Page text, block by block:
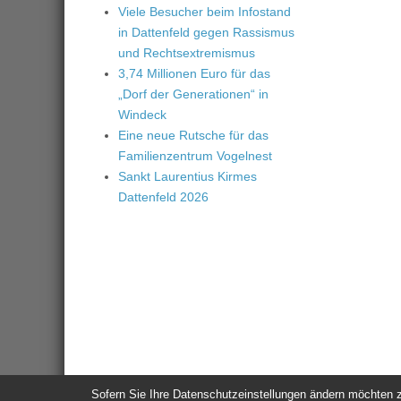
Viele Besucher beim Infostand
in Dattenfeld gegen Rassismus
und Rechtsextremismus
3,74 Millionen Euro für das
„Dorf der Generationen“ in
Windeck
Eine neue Rutsche für das
Familienzentrum Vogelnest
Sankt Laurentius Kirmes
Dattenfeld 2026
Sofern Sie Ihre Datenschutzeinstellungen ändern